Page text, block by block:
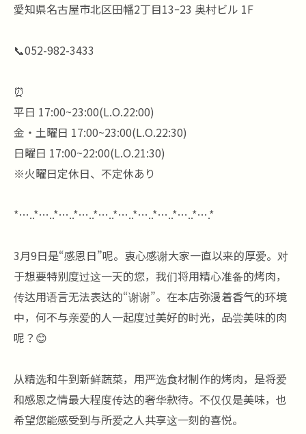
愛知県名古屋市北区田幡2丁目13ｰ23 奥村ビル 1F
📞052-982-3433
⏰
平日 17:00~23:00(L.O.22:00)
金・土曜日 17:00~23:00(L.O.22:30)
日曜日 17:00~22:00(L.O.21:30)
※火曜日定休日、不定休あり
*…..*…..*…..*…..*…..*…..*…..*…..*…..*….*
3月9日是“感恩日”呢。衷心感谢大家一直以来的厚爱。对
于想要特别度过这一天的您，我们将用精心准备的烤肉，
传达用语言无法表达的“谢谢”。在本店弥漫着香气的环境
中，何不与亲爱的人一起度过美好的时光，品尝美味的肉
呢？😊
从精选和牛到新鲜蔬菜，用严选食材制作的烤肉，是将爱
和感恩之情最大程度传达的奢华款待。不仅仅是美味，也
希望您能感受到与所爱之人共享这一刻的喜悦。